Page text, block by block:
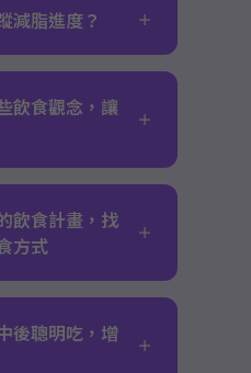
減脂進度？
飲食觀念，讓
飲食計畫，找
方式
後聰明吃，增